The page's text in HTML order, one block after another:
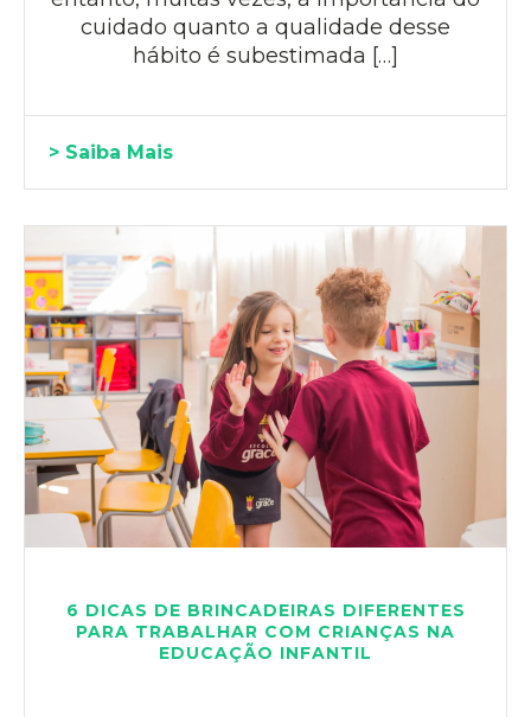
cuidado quanto a qualidade desse
hábito é subestimada […]
> Saiba Mais
6 DICAS DE BRINCADEIRAS DIFERENTES
PARA TRABALHAR COM CRIANÇAS NA
EDUCAÇÃO INFANTIL